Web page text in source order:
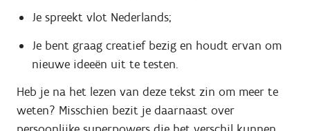
Je spreekt vlot Nederlands;
Je bent graag creatief bezig en houdt ervan om
nieuwe ideeën uit te testen.
Heb je na het lezen van deze tekst zin om meer te
weten? Misschien bezit je daarnaast over